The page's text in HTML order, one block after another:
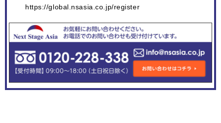
https://global.nsasia.co.jp/register